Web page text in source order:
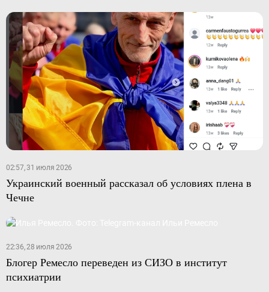
02:57, 31 июля 2026
Украинский военный рассказал об условиях плена в
Чечне
22:36, 28 июля 2026
Блогер Ремесло переведен из СИЗО в институт
психиатрии